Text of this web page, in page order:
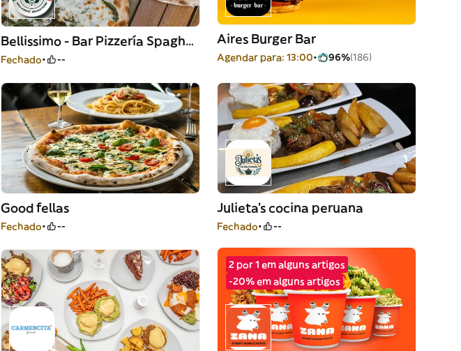
Bellissimo - Bar Pizzería Spaghetteria
Fechado --
Aires Burger Bar
Agendar para: 13:00 96%(186)
Good fellas
Fechado --
Julieta’s cocina peruana
Fechado --
2 por 1 em alguns artigos
-20% em alguns artigos